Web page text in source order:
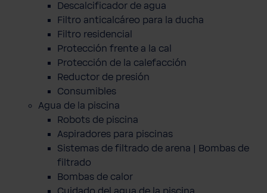
Descalcificador de agua
Filtro anticalcáreo para la ducha
Filtro residencial
Protección frente a la cal
Protección de la calefacción
Reductor de presión
Consumibles
Agua de la piscina
Robots de piscina
Aspiradores para piscinas
Sistemas de filtrado de arena | Bombas de
filtrado
Bombas de calor